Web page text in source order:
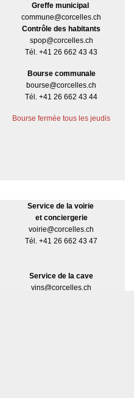
Greffe municipal
commune@corcelles.ch
Contrôle des habitants
spop@corcelles.ch
Tél. +41 26 662 43 43
Bourse communale
bourse@corcelles.ch
Tél. +41 26 662 43 44
Bourse fermée tous les jeudis
Service de la voirie
et conciergerie
voirie@corcelles.ch
Tél. +41 26 662 43 47
Service de la cave
vins@corcelles.ch